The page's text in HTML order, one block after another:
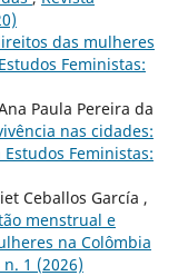
das mulheres
Feministas:
Paula Pereira da
nas cidades:
Estudos Feministas:
Ceballos García ,
menstrual e
na Colômbia
1 (2026)